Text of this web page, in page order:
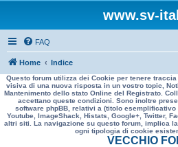
www.sv-
FAQ
Home Indice
Questo forum utilizza dei Cookie per tenere
visiva di una nuova risposta in un vostro topic,
Mantenimento dello stato Online del Registrato.
accettano queste condizioni. Sono inoltre
software phpBB, relativi a (titolo esemplificativo
Youtube, ImageShack, Histats, Google+, Twitter,
altri siti. La navigazione su questo forum, implica
ogni tipologia di cookie
VECCHIO